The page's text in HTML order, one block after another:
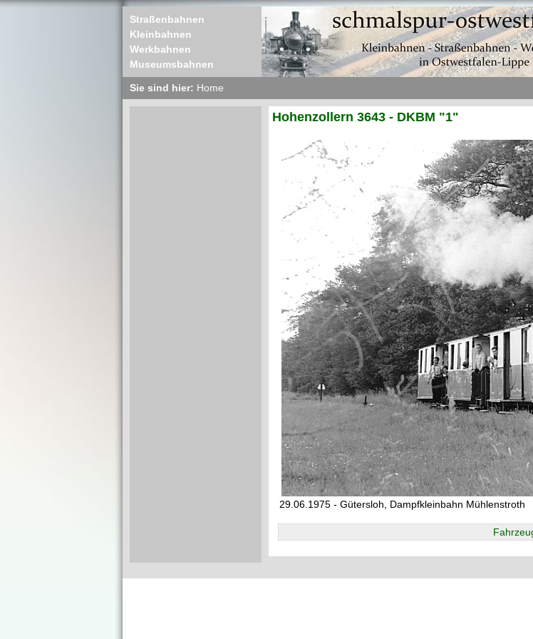
Straßenbahnen
Kleinbahnen
Werkbahnen
Museumsbahnen
Sie sind hier: Home
Hohenzollern 3643 - DKBM "1"
29.06.1975 - Gütersloh, Dampfkleinbahn Mühlenstroth